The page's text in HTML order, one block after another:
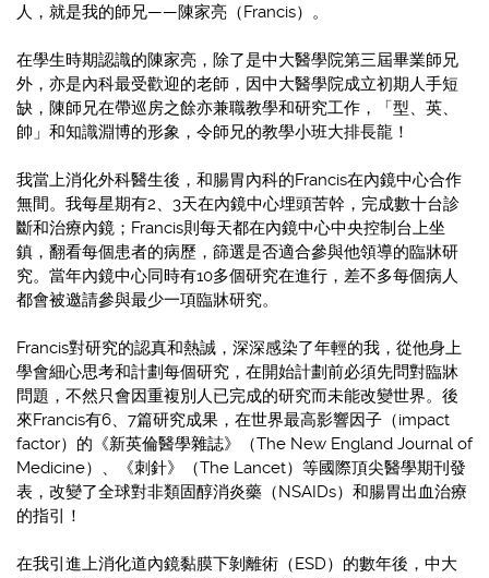
人，就是我的師兄——陳家亮（Francis）。
在學生時期認識的陳家亮，除了是中大醫學院第三屆畢業師兄
外，亦是內科最受歡迎的老師，因中大醫學院成立初期人手短
缺，陳師兄在帶巡房之餘亦兼職教學和研究工作，「型、英、
帥」和知識淵博的形象，令師兄的教學小班大排長龍！
我當上消化外科醫生後，和腸胃內科的Francis在內鏡中心合作
無間。我每星期有2、3天在內鏡中心埋頭苦幹，完成數十台診
斷和治療內鏡；Francis則每天都在內鏡中心中央控制台上坐
鎮，翻看每個患者的病歷，篩選是否適合參與他領導的臨牀研
究。當年內鏡中心同時有10多個研究在進行，差不多每個病人
都會被邀請參與最少一項臨牀研究。
Francis對研究的認真和熱誠，深深感染了年輕的我，從他身上
學會細心思考和計劃每個研究，在開始計劃前必須先問對臨牀
問題，不然只會因重複別人已完成的研究而未能改變世界。後
來Francis有6、7篇研究成果，在世界最高影響因子（impact
factor）的《新英倫醫學雜誌》（The New England Journal of
Medicine）、《刺針》（The Lancet）等國際頂尖醫學期刊發
表，改變了全球對非類固醇消炎藥（NSAIDs）和腸胃出血治療
的指引！
在我引進上消化道內鏡黏膜下剝離術（ESD）的數年後，中大